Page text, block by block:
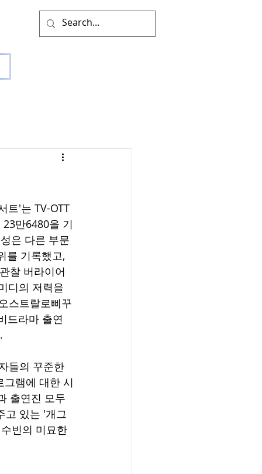
트'는 TV-OTT
만6480을 기
은 다른 부문
를 기록했고,
찰 버라이어
디의 저력을
스트랄로삐꾸
드라마 출연
들의 꾸준한
램에 대한 시
출연진 모두
고 있는 '개그
빈의 미묘한